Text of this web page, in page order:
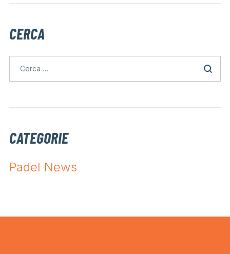
CERCA
CATEGORIE
Padel News